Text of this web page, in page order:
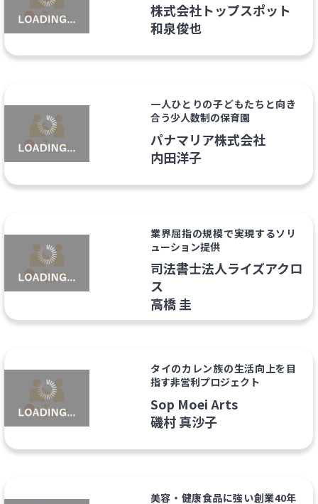
株式会社トップスポット
和泉俊也
一人ひとりの子どもたちと向き
合う少人数制の保育園
パナマリア株式会社
内田洋子
業界屈指の規模で実現するソリ
ューション提供
司法書士法人ライズアクロ
ス
高橋 圭
タイのカレン族の生活向上を目
指す非営利プロジェクト
Sop Moei Arts
磯村 真沙子
美容・健康食品に強い創業40年